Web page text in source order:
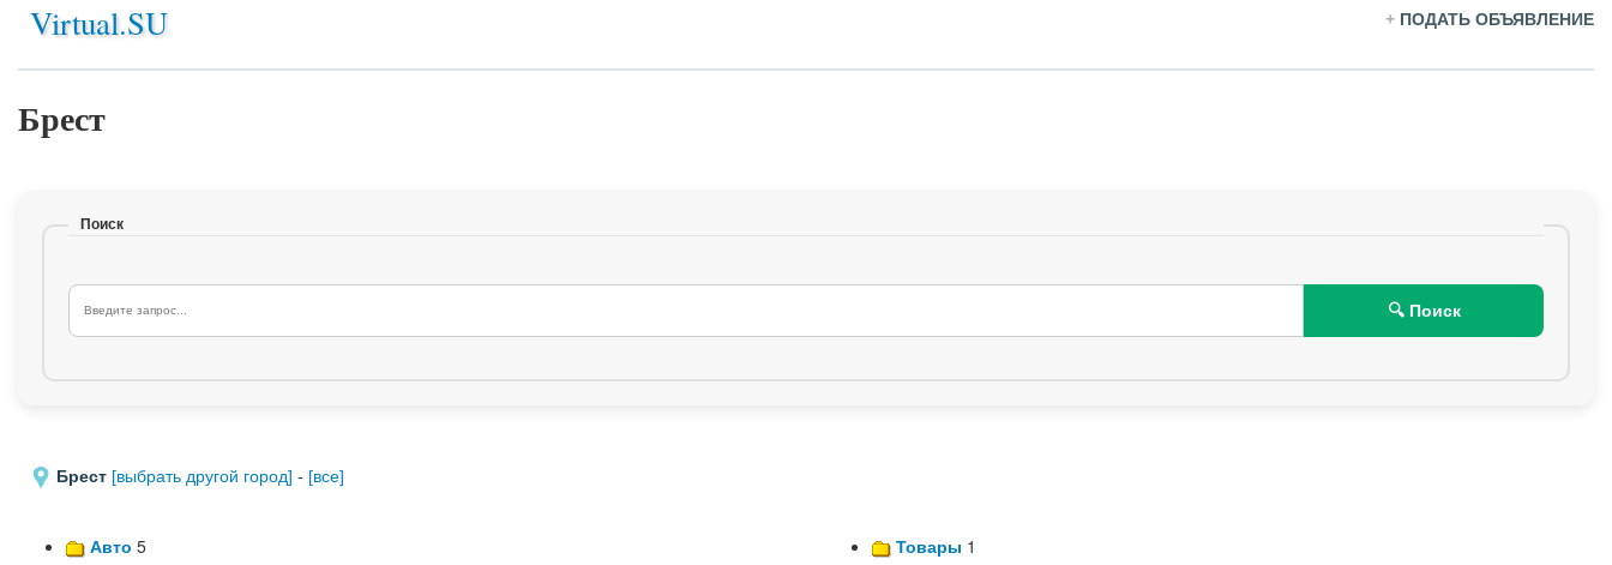
Virtual.SU + ПОДАТЬ ОБЪЯВЛЕНИЕ
Брест
Поиск
🔍 Поиск
Брест [выбрать другой город] - [все]
Авто 5
Товары 1